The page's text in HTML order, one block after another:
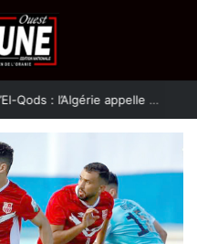
Protection de la ville sainte d’El-Qods : l’Algérie appelle à une action collective